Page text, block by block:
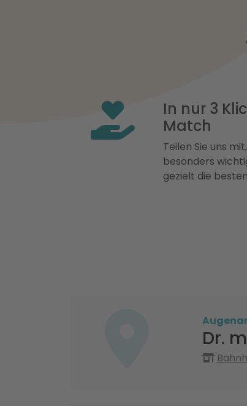
In nur 3
Match
Teilen Sie uns
besonders
gezielt die
Dr.